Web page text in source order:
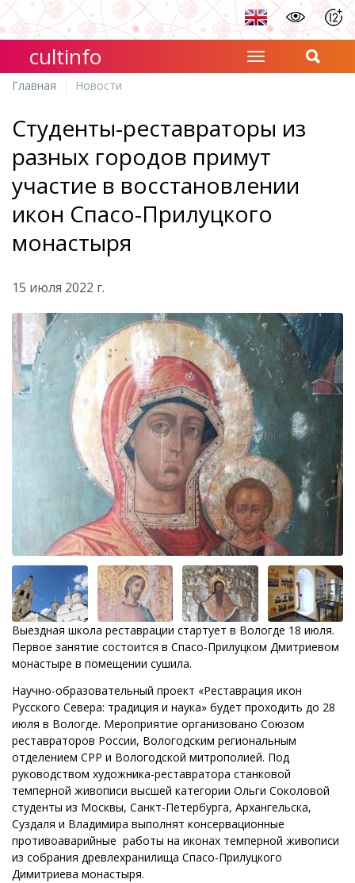
cultinfo
Главная Новости
Студенты-реставраторы из
разных городов примут
участие в восстановлении
икон Спасо-Прилуцкого
монастыря
15 июля 2022 г.
Выездная школа реставрации стартует в Вологде 18 июля.
Первое занятие состоится в Спасо-Прилуцком Дмитриевом
монастыре в помещении сушила.
Научно-образовательный проект «Реставрация икон
Русского Севера: традиция и наука» будет проходить до 28
июля в Вологде. Мероприятие организовано Союзом
реставраторов России, Вологодским региональным
отделением СРР и Вологодской митрополией. Под
руководством художника-реставратора станковой
темперной живописи высшей категории Ольги Соколовой
студенты из Москвы, Санкт-Петербурга, Архангельска,
Суздаля и Владимира выполнят консервационные
противоаварийные работы на иконах темперной живописи
из собрания древлехранилища Спасо-Прилуцкого
Димитриева монастыря.